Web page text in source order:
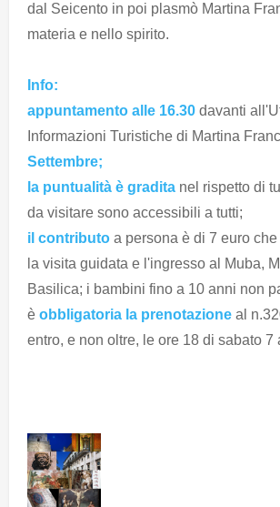
dal Seicento in poi plasmò Martina
materia e nello spirito.
Info:
appuntamento alle 16.30 davanti
Informazioni Turistiche di Martina
Settembre;
la puntualità è gradita nel rispetto di
da visitare sono accessibili a tutti;
il contributo a persona è di 7 euro
la visita guidata e l'ingresso al Muba,
Basilica; i bambini fino a 10 anni non
è obbligatoria la prenotazione al
entro, e non oltre, le ore 18 di sabato 7